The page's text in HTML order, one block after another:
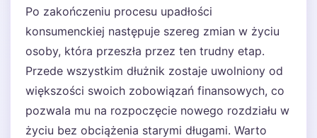
Po zakończeniu procesu upadłości
konsumenckiej następuje szereg zmian w życiu
osoby, która przeszła przez ten trudny etap.
Przede wszystkim dłużnik zostaje uwolniony od
większości swoich zobowiązań finansowych, co
pozwala mu na rozpoczęcie nowego rozdziału w
życiu bez obciążenia starymi długami. Warto